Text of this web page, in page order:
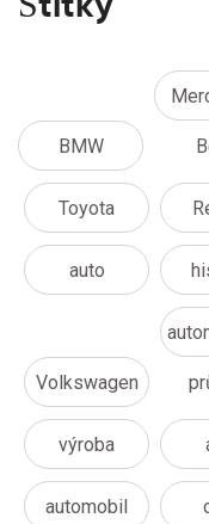
BMW
Toyota
auto
Volkswagen
výroba
automobil